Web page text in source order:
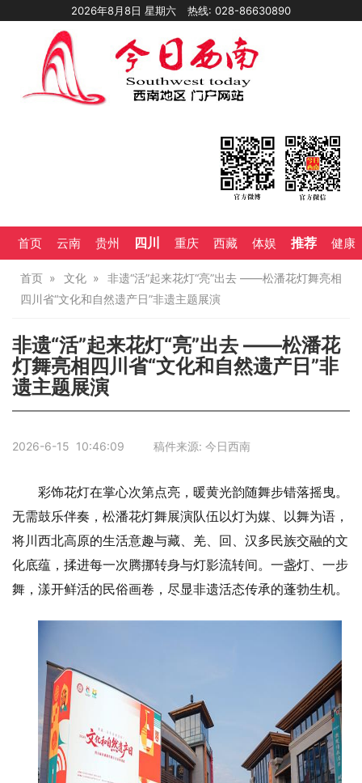
2026年8月8日 星期六 热线: 028-86630890
首页 云南 贵州 四川 重庆 西藏 体娱 推荐 健康
首页 文化
非遗“活”起来花灯“亮”出去 ——松潘花灯舞亮相
四川省“文化和自然遗产日”非遗主题展演
非遗“活”起来花灯“亮”出去 ——松潘花
灯舞亮相四川省“文化和自然遗产日”非
遗主题展演
2026-6-15 10:46:09 稿件来源: 今日西南
彩饰花灯在掌心次第点亮，暖黄光韵随舞步错落摇曳。
无需鼓乐伴奏，松潘花灯舞展演队伍以灯为媒、以舞为语，
将川西北高原的生活意趣与藏、羌、回、汉多民族交融的文
化底蕴，揉进每一次腾挪转身与灯影流转间。一盏灯、一步
舞，漾开鲜活的民俗画卷，尽显非遗活态传承的蓬勃生机。